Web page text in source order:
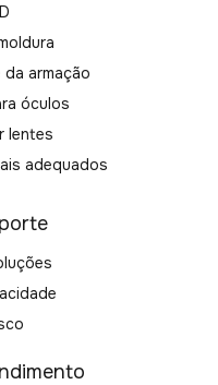
armação
óculos
lentes
adequados